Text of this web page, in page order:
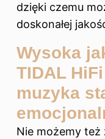
dzięki czemu
doskonałej
Wysoka
TIDAL
muzyka
Nie możemy też